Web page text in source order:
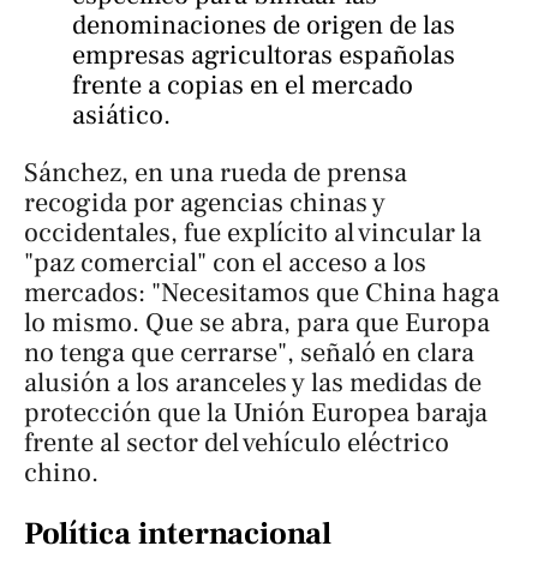
denominaciones de origen de las
empresas agricultoras españolas
frente a copias en el mercado
asiático.
Sánchez, en una rueda de prensa
recogida por agencias chinas y
occidentales, fue explícito al vincular la
"paz comercial" con el acceso a los
mercados: "Necesitamos que China haga
lo mismo. Que se abra, para que Europa
no tenga que cerrarse", señaló en clara
alusión a los aranceles y las medidas de
protección que la Unión Europea baraja
frente al sector del vehículo eléctrico
chino.
Política internacional